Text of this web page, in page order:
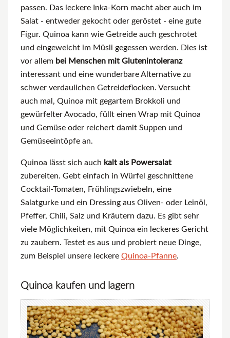
passen. Das leckere Inka-Korn macht aber auch im
Salat - entweder gekocht oder geröstet - eine gute
Figur. Quinoa kann wie Getreide auch geschrotet
und eingeweicht im Müsli gegessen werden. Dies ist
vor allem bei Menschen mit Glutenintoleranz
interessant und eine wunderbare Alternative zu
schwer verdaulichen Getreideflocken. Versucht
auch mal, Quinoa mit gegartem Brokkoli und
gewürfelter Avocado, füllt einen Wrap mit Quinoa
und Gemüse oder reichert damit Suppen und
Gemüseeintöpfe an.
Quinoa lässt sich auch kalt als Powersalat
zubereiten. Gebt einfach in Würfel geschnittene
Cocktail-Tomaten, Frühlingszwiebeln, eine
Salatgurke und ein Dressing aus Oliven- oder Leinöl,
Pfeffer, Chili, Salz und Kräutern dazu. Es gibt sehr
viele Möglichkeiten, mit Quinoa ein leckeres Gericht
zu zaubern. Testet es aus und probiert neue Dinge,
zum Beispiel unsere leckere Quinoa-Pfanne.
Quinoa kaufen und lagern